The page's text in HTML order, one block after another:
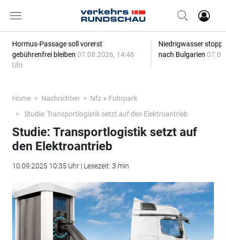
Hormus-Passage soll vorerst
gebührenfrei bleiben 07.08.2026, 14:48
Uhr
Niedrigwasser
nach Bulgarien
Home Nachrichten
Nfz + Fuhrpark
Studie: Transportlogistik setzt auf den Elektroantrieb
Studie: Transportlogistik setzt auf
den Elektroantrieb
10.09.2025 10:35 Uhr | Lesezeit: 3 min